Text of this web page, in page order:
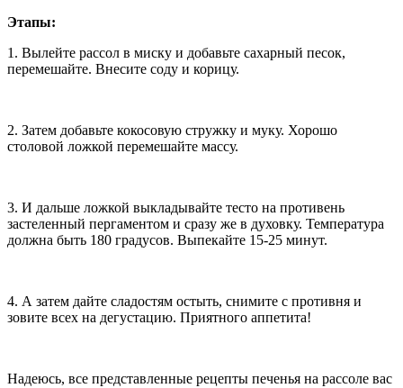
Этапы:
1. Вылейте рассол в миску и добавьте сахарный песок,
перемешайте. Внесите соду и корицу.
2. Затем добавьте кокосовую стружку и муку. Хорошо
столовой ложкой перемешайте массу.
3. И дальше ложкой выкладывайте тесто на противень
застеленный пергаментом и сразу же в духовку. Температура
должна быть 180 градусов. Выпекайте 15-25 минут.
4. А затем дайте сладостям остыть, снимите с противня и
зовите всех на дегустацию. Приятного аппетита!
Надеюсь, все представленные рецепты печенья на рассоле вас